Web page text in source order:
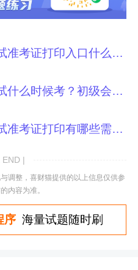
2023年初级会计职称考试准考证打印入口什么时候开通？
2023年初级会计职称考试什么时候考？初级会计考试日程安排是？
2023年初级会计职称考试准考证打印有哪些需要注意的？
END |
调整，喜财猫提供的以上信息仅供参
内容为准。
序海量试题随时刷